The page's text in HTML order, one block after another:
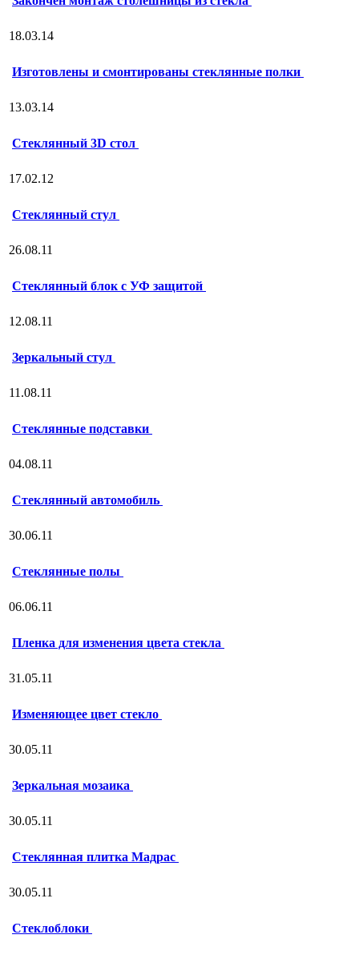
18.03.14
Изготовлены и смонтированы стеклянные полки
13.03.14
Стеклянный 3D стол
17.02.12
Стеклянный стул
26.08.11
Стеклянный блок с УФ защитой
12.08.11
Зеркальный стул
11.08.11
Стеклянные подставки
04.08.11
Стеклянный автомобиль
30.06.11
Стеклянные полы
06.06.11
Пленка для изменения цвета стекла
31.05.11
Изменяющее цвет стекло
30.05.11
Зеркальная мозаика
30.05.11
Стеклянная плитка Мадрас
30.05.11
Стеклоблоки